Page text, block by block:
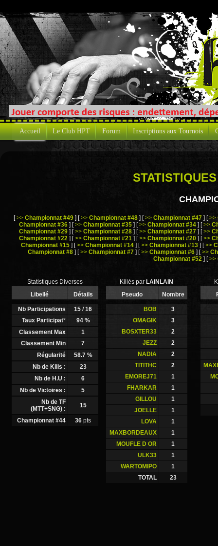
Accueil Le Club HPT Forum Inscriptions aux Tournois
[>> Championnat #49 ] [>> Championnat #48 ] [>> Championnat #47 ] [>>
Championnat #36 ] [>>Championnat #35 ] [>>Championnat #34 ] [>>
Championnat #29 ] [>>Championnat #28 ] [>>Championnat #27 ] [>>
Championnat #22 ] [>>Championnat #21 ] [>>Championnat #20 ] [>>
Championnat #15 ] [>>Championnat #14 ] [>>Championnat #13 ] [>>
Championnat #8 ] [>> Championnat #7 ] [>> Championnat #6 ] [>>
Championnat #52 ] [>>
Statistiques Diverses
Libellé
Détails
Nb Participations 15 / 16
Taux Participat°
94 %
Classement Max
1
Classement Min
7
Régularité
58.7 %
Nb de Kills :
23
Nb de H.U :
6
Nb de Victoires :
5
Nb de TF
(MTT+SNG) :
15
Championnat #44 36 pts
Killés par LAINLAIN
Pseudo
Nombre
BOB
3
OMAGIK
3
BOSXTER33
2
JEZZ
2
NADIA
2
TITITHC
2
EMOREJ71
1
FHARKAR
1
GILLOU
1
JOELLE
1
LOVA
1
MAXBORDEAUX
1
MOUFLE D OR
1
ULK33
1
WARTOMIPO
1
TOTAL
23